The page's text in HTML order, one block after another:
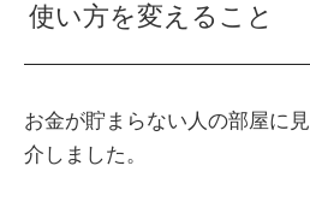
使い方を変えること
お金が貯まらない人の部屋に
介しました。